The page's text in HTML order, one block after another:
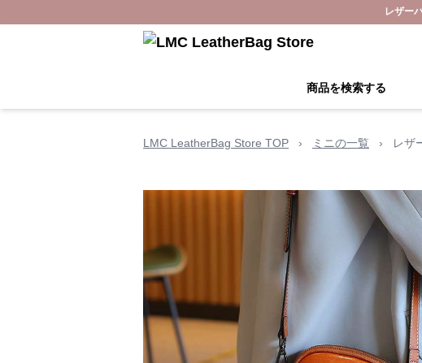
レザー
商品を検索する
LMC LeatherBag Store TOP › ミニの一覧 › レザ